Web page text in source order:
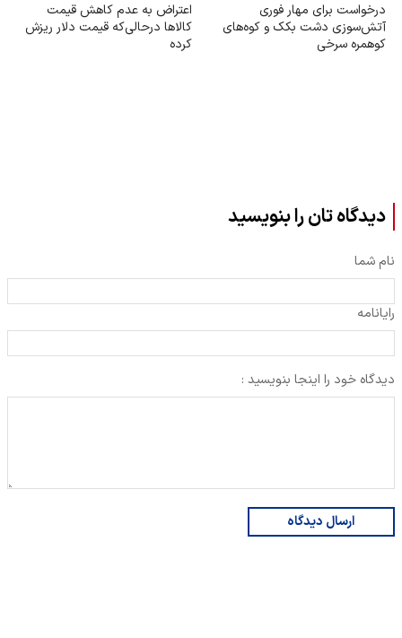
درخواست برای مهار فوری
آتش‌سوزی دشت بکک و کوه‌های
کوهمره‌ سرخی
اعتراض به عدم کاهش‌ قیمت
کالاها درحالی‌که قیمت دلار ریزش
کرده
دیدگاه تان را بنویسید
نام شما
رایانامه
دیدگاه خود را اینجا بنویسید :
ارسال دیدگاه